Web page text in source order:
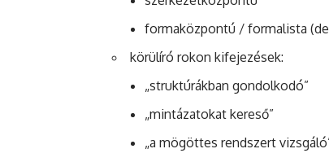
formaközpontú / formalista
körülíró rokon kifejezések:
„struktúrákban gondolkodó”
„mintázatokat kereső”
„a mögöttes rendszert